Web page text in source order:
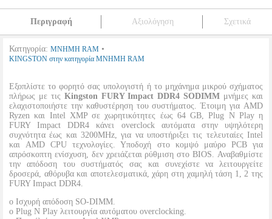
Περιγραφή Αξιολόγηση Σχετικά
Κατηγορία: ΜΝΗΜΗ RAM •
KINGSTON στην κατηγορία ΜΝΗΜΗ RAM
Εξοπλίστε το φορητό σας υπολογιστή ή το μηχάνημα μικρού σχήματος
πλήρως με τις Kingston FURY Impact DDR4 SODIMM μνήμες και
ελαχιστοποιήστε την καθυστέρηση του συστήματος. Έτοιμη για AMD
Ryzen και Intel XMP σε χωρητικότητες έως 64 GB, Plug N Play η
FURY Impact DDR4 κάνει overclock αυτόματα στην υψηλότερη
συχνότητα έως και 3200MHz, για να υποστήριξει τις τελευταίες Intel
και AMD CPU τεχνολογίες. Υποδοχή στο κομψό μαύρο PCB για
απρόσκοπτη ενίσχυση, δεν χρειάζεται ρύθμιση στο BIOS. Αναβαθμίστε
την απόδοση του συστήματός σας και συνεχίστε να λειτουργείτε
δροσερά, αθόρυβα και αποτελεσματικά, χάρη στη χαμηλή τάση 1, 2 της
FURY Impact DDR4.
o Ισχυρή απόδοση SO-DIMM.
o Plug N Play λειτουργία αυτόματου overclocking.